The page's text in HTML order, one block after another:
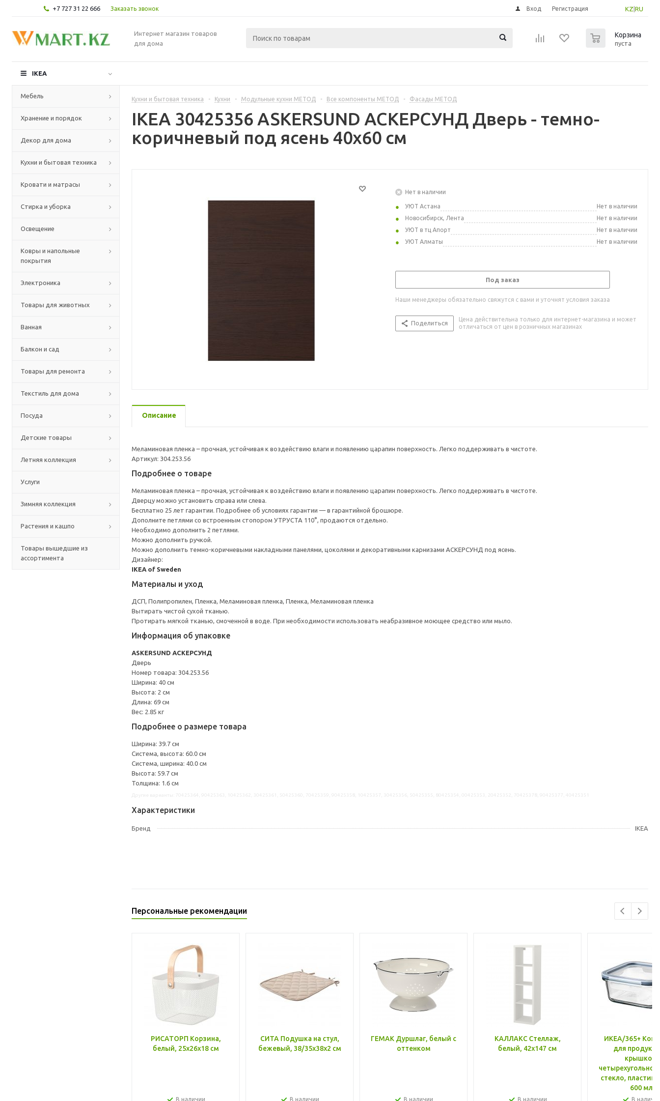
+7 727 31 22 666 Заказать звонок KZ RU
Вход Регистрация
Интернет магазин товаров
для дома
Корзина
пуста
IKEA
Мебель
Хранение и порядок
Декор для дома
Кухни и бытовая техника
Кровати и матрасы
Стирка и уборка
Освещение
Ковры и напольные
покрытия
Электроника
Товары для животных
Ванная
Балкон и сад
Товары для ремонта
Текстиль для дома
Посуда
Детские товары
Летняя коллекция
Услуги
Зимняя коллекция
Растения и кашпо
Товары вышедшие из
ассортимента
Кухни и бытовая техника - Кухни - Модульные кухни МЕТОД - Все компоненты МЕТОД - Фасады МЕТОД
IKEA 30425356 ASKERSUND АСКЕРСУНД Дверь - темно-
коричневый под ясень 40x60 см
Нет в наличии
УЮТ Астана
Нет в наличии
Новосибирск, Лента
Нет в наличии
УЮТ в тц Апорт
Нет в наличии
УЮТ Алматы
Нет в наличии
Под заказ
Наши менеджеры обязательно свяжутся с вами и уточнят условия заказа
Поделиться
Цена действительна только для интернет-магазина и может
отличаться от цен в розничных магазинах
Описание
Меламиновая пленка – прочная, устойчивая к воздействию влаги и появлению царапин поверхность. Легко поддерживать в чистоте.
Артикул: 304.253.56
Подробнее о товаре
Меламиновая пленка – прочная, устойчивая к воздействию влаги и появлению царапин поверхность. Легко поддерживать в чистоте.
Дверцу можно установить справа или слева.
Бесплатно 25 лет гарантии. Подробнее об условиях гарантии — в гарантийной брошюре.
Дополните петлями со встроенным стопором УТРУСТА 110°, продаются отдельно.
Необходимо дополнить 2 петлями.
Можно дополнить ручкой.
Можно дополнить темно-коричневыми накладными панелями, цоколями и декоративными карнизами АСКЕРСУНД под ясень.
Дизайнер:
IKEA of Sweden
Материалы и уход
ДСП, Полипропилен, Пленка, Меламиновая пленка, Пленка, Меламиновая пленка
Вытирать чистой сухой тканью.
Протирать мягкой тканью, смоченной в воде. При необходимости использовать неабразивное моющее средство или мыло.
Информация об упаковке
ASKERSUND АСКЕРСУНД
Дверь
Номер товара: 304.253.56
Ширина: 40 см
Высота: 2 см
Длина: 69 см
Вес: 2.85 кг
Подробнее о размере товара
Ширина: 39.7 см
Система, высота: 60.0 см
Система, ширина: 40.0 см
Высота: 59.7 см
Толщина: 1.6 см
Характеристики
Бренд IKEA
Персональные рекомендации
РИСАТОРП Корзина,
белый, 25x26x18 см
В наличии
СИТА Подушка на стул,
бежевый, 38/35x38x2 см
В наличии
ГЕМАК Дуршлаг, белый с
оттенком
В наличии
КАЛЛАКС Стеллаж,
белый, 42x147 см
В наличии
ИКЕА/365+
для
крышкой,
стекло, пластик
600 мл
В